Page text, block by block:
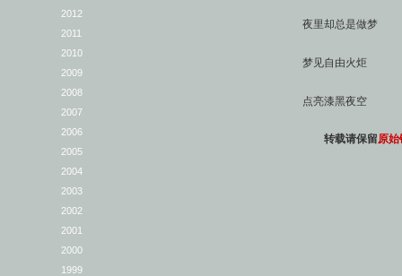
2012
2011
2010
2009
2008
2007
2006
2005
2004
2003
2002
2001
2000
1999
夜里却总是做梦
梦见自由火炬
点亮漆黑夜空
转载请保留原始